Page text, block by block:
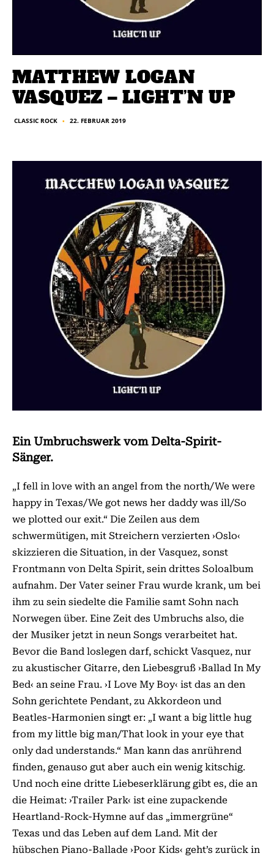
MATTHEW LOGAN
VASQUEZ – LIGHT’N UP
CLASSIC ROCK ■ 22. FEBRUAR 2019
Ein Umbruchswerk vom Delta-Spirit-
Sänger.
„I fell in love with an angel from the north/We were
happy in Texas/We got news her daddy was ill/So
we plotted our exit.“ Die Zeilen aus dem
schwermütigen, mit Streichern verzierten ›Oslo‹
skizzieren die Situation, in der Vasquez, sonst
Frontmann von Delta Spirit, sein drittes Soloalbum
aufnahm. Der Vater seiner Frau wurde krank, um bei
ihm zu sein siedelte die Familie samt Sohn nach
Norwegen über. Eine Zeit des Umbruchs also, die
der Musiker jetzt in neun Songs verarbeitet hat.
Bevor die Band loslegen darf, schickt Vasquez, nur
zu akustischer Gitarre, den Liebesgruß ›Ballad In My
Bed‹ an seine Frau. ›I Love My Boy‹ ist das an den
Sohn gerichtete Pendant, zu Ak­­kordeon und
Beatles-Harmonien singt er: „I want a big little hug
from my little big man/That look in your eye that
only dad understands.“ Man kann das anrührend
finden, genauso gut aber auch ein wenig kitschig.
Und noch eine dritte Liebeserklärung gibt es, die an
die Heimat: ›Trailer Park‹ ist eine zupackende
Heartland-Rock-Hymne auf das „immergrüne“
Texas und das Leben auf dem Land. Mit der
hübschen Piano-Ballade ›Poor Kids‹ geht’s zurück in